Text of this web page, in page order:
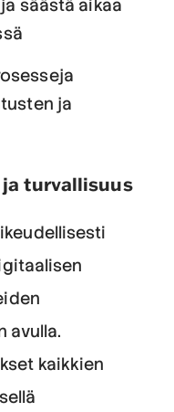
säästä aikaa
ja
turvallisuus
avulla.
kaikkien